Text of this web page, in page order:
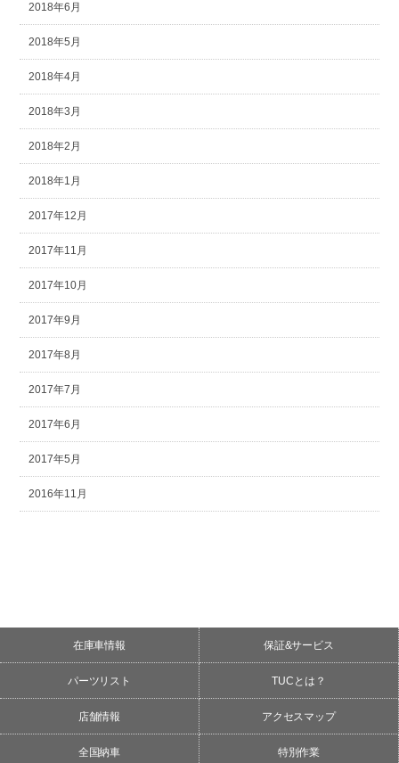
2018年6月
2018年5月
2018年4月
2018年3月
2018年2月
2018年1月
2017年12月
2017年11月
2017年10月
2017年9月
2017年8月
2017年7月
2017年6月
2017年5月
2016年11月
在庫車情報 保証&サービス
パーツリスト TUCとは？
店舗情報 アクセスマップ
全国納車 特別作業